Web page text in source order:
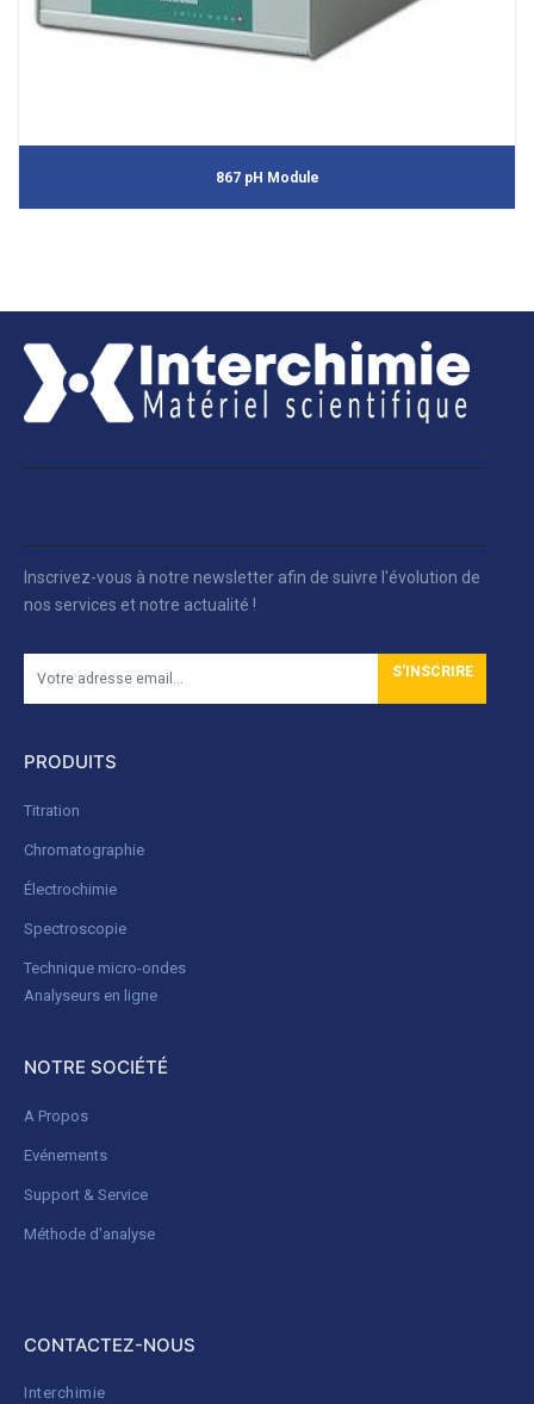
867 pH Module
Inscrivez-vous à notre newsletter afin de suivre l'évolution de
nos services et notre actualité !
S'INSCRIRE
PRODUITS
Titration
Chromatographie
Électrochimie
Spectroscopie
Technique micro-ondes
Analyseurs en ligne
NOTRE SOCIÉTÉ
A Propos
Evénements
Support & Service
Méthode d'analyse
CONTACTEZ-NOUS
Interchimie